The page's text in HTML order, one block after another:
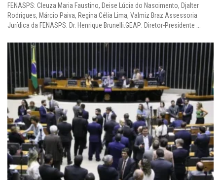
FENASPS: Cleuza Maria Faustino, Deise Lúcia do Nascimento, Djalter
Rodrigues, Márcio Paiva, Regina Célia Lima, Valmiz Braz.Assessoria
Jurídica da FENASPS: Dr. Henrique Brunelli.GEAP: Diretor-Presidente ...